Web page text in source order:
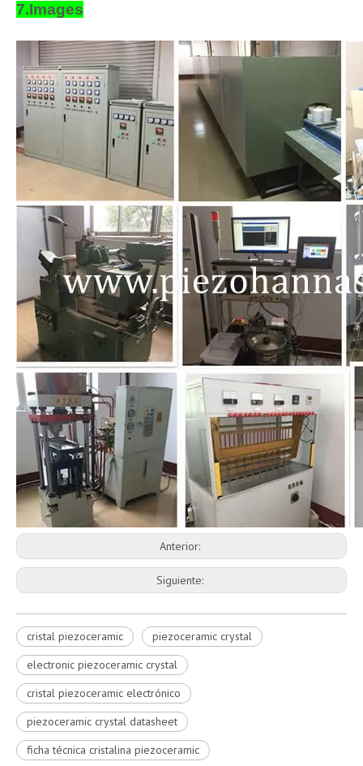
7.Images
Anterior:
Siguiente:
cristal piezoceramic
piezoceramic crystal
electronic piezoceramic crystal
cristal piezoceramic electrónico
piezoceramic crystal datasheet
ficha técnica cristalina piezoceramic